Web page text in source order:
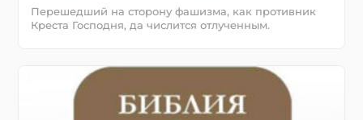
Перешедший на сторону фашизма, как противник
Креста Господня, да числится отлученным.